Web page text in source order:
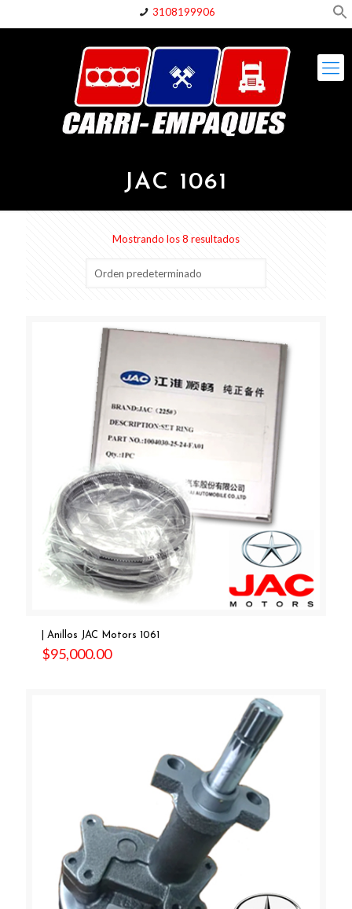
3108199906
JAC 1061
Mostrando los 8 resultados
| Anillos JAC Motors 1061
$95,000.00